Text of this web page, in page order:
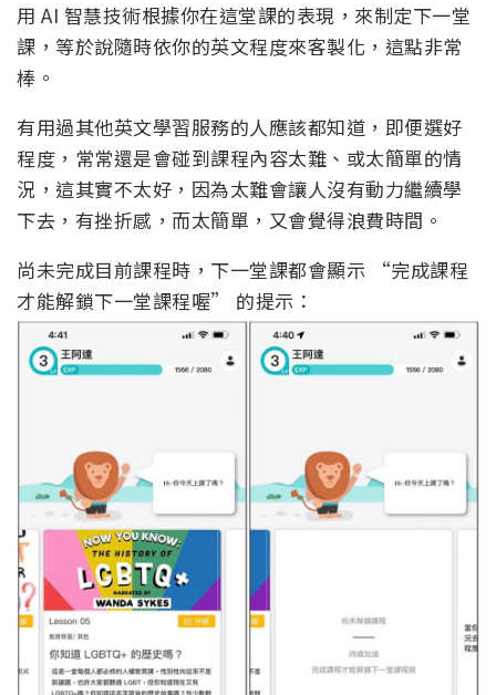
用 AI 智慧技術根據你在這堂課的表現，來制定下一堂
課，等於說隨時依你的英文程度來客製化，這點非常
棒。
有用過其他英文學習服務的人應該都知道，即便選好
程度，常常還是會碰到課程內容太難、或太簡單的情
況，這其實不太好，因為太難會讓人沒有動力繼續學
下去，有挫折感，而太簡單，又會覺得浪費時間。
尚未完成目前課程時，下一堂課都會顯示 “完成課程
才能解鎖下一堂課程喔” 的提示：